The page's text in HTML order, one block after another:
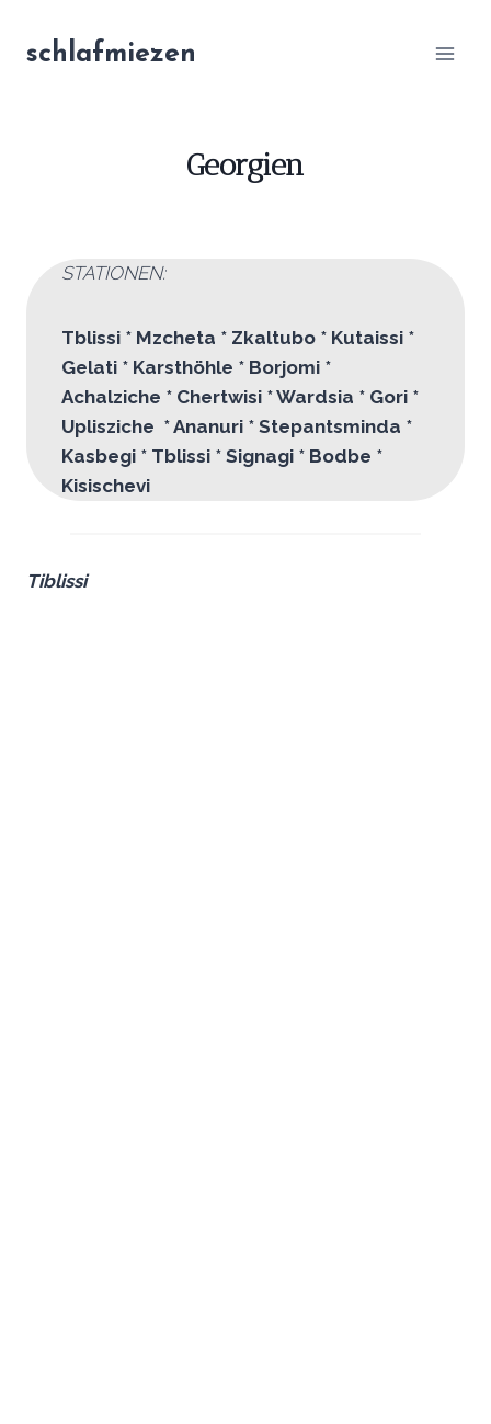
Inhaltschlafmiezen
Georgien
STATIONEN:
Tblissi * Mzcheta * Zkaltubo * Kutaissi *
Gelati * Karsthöhle * Borjomi *
Achalziche * Chertwisi * Wardsia * Gori *
Uplisziche * Ananuri * Stepantsminda *
Kasbegi * Tblissi * Signagi * Bodbe *
Kisischevi
Tiblissi